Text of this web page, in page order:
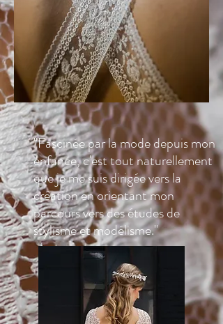
"Fascinée par la mode depuis mon
enfance, c'est tout naturellement
que je me suis dirigée vers la
création en orientant mon
parcours vers des études de
stylisme et modélisme."